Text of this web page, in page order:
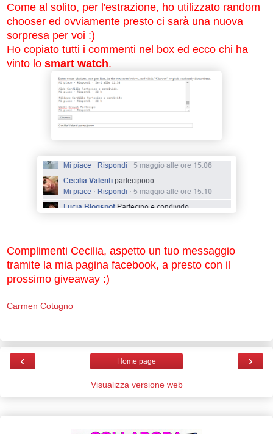
Come al solito, per l'estrazione, ho utilizzato random
chooser ed ovviamente presto ci sarà una nuova
sorpresa per voi :)
Ho copiato tutti i commenti nel box ed ecco chi ha
vinto lo smart watch.
Complimenti Cecilia, aspetto un tuo messaggio
tramite la mia pagina facebook, a presto con il
prossimo giveaway :)
Carmen Cotugno
‹ ›
Home page
Visualizza versione web